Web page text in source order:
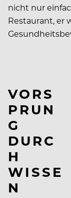
nicht nur
Restaurant, er
VORS
PRUN
G
DURC
H
WISSE
N